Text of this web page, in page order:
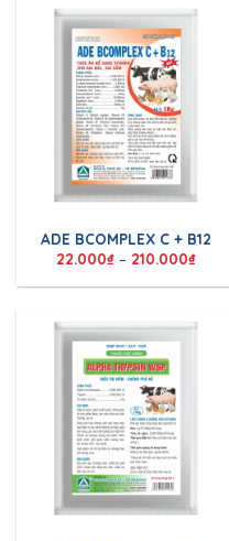
ADE BCOMPLEX C + B12
22.000₫ – 210.000₫